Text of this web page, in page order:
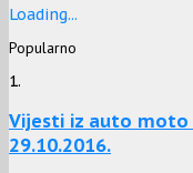
Loading...
Popularno
1.
Vijesti iz auto
29.10.2016.